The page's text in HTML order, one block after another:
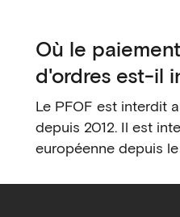
Où le
d'ordres est-il
Le PFOF est interdit
depuis 2012. Il est
européenne depuis